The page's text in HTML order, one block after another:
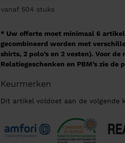
vanaf 504 stuks
* Uw offerte moet minimaal 6
gecombineerd worden met
shirts, 2 polo’s en 2 vesten). Voor
Relatiegeschenken en PBM’s zie de
Keurmerken
Dit artikel voldoet aan de volgende